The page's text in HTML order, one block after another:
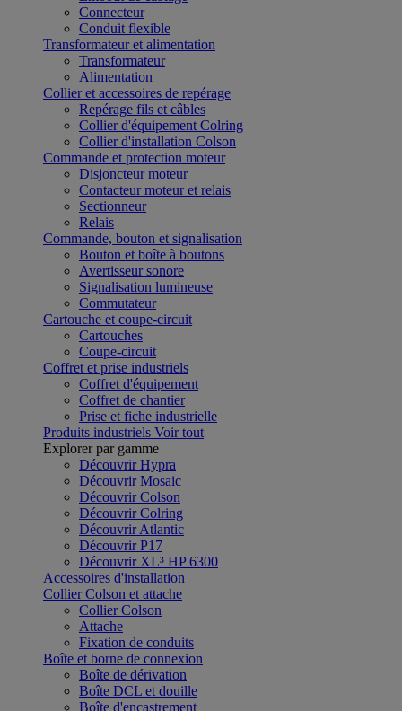
Connecteur
Conduit flexible
Transformateur et alimentation
Transformateur
Alimentation
Collier et accessoires de repérage
Repérage fils et câbles
Collier d'équipement Colring
Collier d'installation Colson
Commande et protection moteur
Disjoncteur moteur
Contacteur moteur et relais
Sectionneur
Relais
Commande, bouton et signalisation
Bouton et boîte à boutons
Avertisseur sonore
Signalisation lumineuse
Commutateur
Cartouche et coupe-circuit
Cartouches
Coupe-circuit
Coffret et prise industriels
Coffret d'équipement
Coffret de chantier
Prise et fiche industrielle
Produits industriels Voir tout
Explorer par gamme
Découvrir Hypra
Découvrir Mosaic
Découvrir Colson
Découvrir Colring
Découvrir Atlantic
Découvrir P17
Découvrir XL³ HP 6300
Accessoires d'installation
Collier Colson et attache
Collier Colson
Attache
Fixation de conduits
Boîte et borne de connexion
Boîte de dérivation
Boîte DCL et douille
Boîte d'encastrement